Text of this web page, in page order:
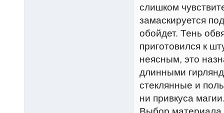
слишком
замаскируется
обойдет. Тень
приготовился к
неясным, это
длинными
стеклянные и
ни привкуса